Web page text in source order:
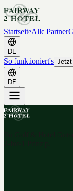
StartseiteAlle Partner
DE
So funktioniert's Jetzt
DE